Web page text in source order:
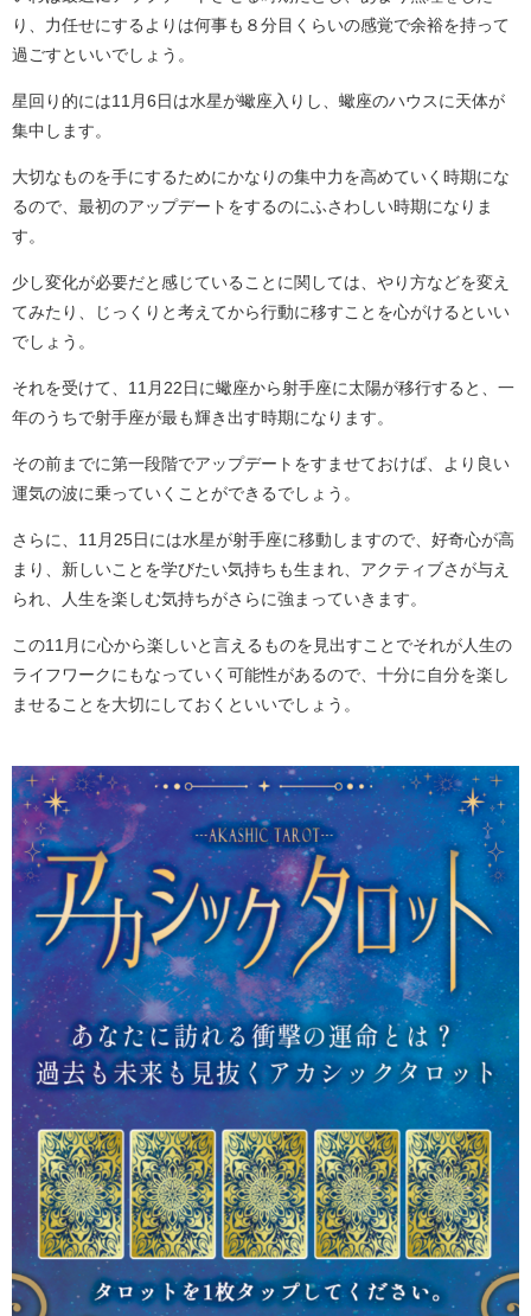
り、力任せにするよりは何事も８分目くらいの感覚で余裕を持って
過ごすといいでしょう。
星回り的には11月6日は水星が蠍座入りし、蠍座のハウスに天体が
集中します。
大切なものを手にするためにかなりの集中力を高めていく時期にな
るので、最初のアップデートをするのにふさわしい時期になりま
す。
少し変化が必要だと感じていることに関しては、やり方などを変え
てみたり、じっくりと考えてから行動に移すことを心がけるといい
でしょう。
それを受けて、11月22日に蠍座から射手座に太陽が移行すると、一
年のうちで射手座が最も輝き出す時期になります。
その前までに第一段階でアップデートをすませておけば、より良い
運気の波に乗っていくことができるでしょう。
さらに、11月25日には水星が射手座に移動しますので、好奇心が高
まり、新しいことを学びたい気持ちも生まれ、アクティブさが与え
られ、人生を楽しむ気持ちがさらに強まっていきます。
この11月に心から楽しいと言えるものを見出すことでそれが人生の
ライフワークにもなっていく可能性があるので、十分に自分を楽し
ませることを大切にしておくといいでしょう。